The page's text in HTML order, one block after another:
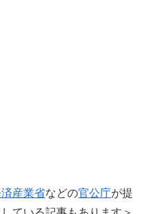
産業省などの官公庁が提